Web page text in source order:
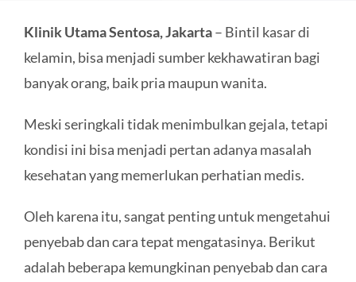
Klinik Utama Sentosa, Jakarta– Bintil kasar di
kelamin, bisa menjadi sumber kekhawatiran bagi
banyak orang, baik pria maupun wanita.
Meski seringkali tidak menimbulkan gejala, tetapi
kondisi ini bisa menjadi pertan adanya masalah
kesehatan yang memerlukan perhatian medis.
Oleh karena itu, sangat penting untuk mengetahui
penyebab dan cara tepat mengatasinya. Berikut
adalah beberapa kemungkinan penyebab dan cara